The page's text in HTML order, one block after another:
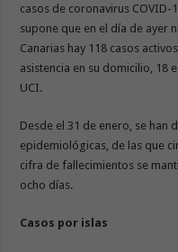
casos de coronavirus COVID-
supone que en el día de ayer
Canarias hay 118 casos
asistencia en su domicilio, 18
UCI.
Desde el 31 de enero, se han
epidemiológicas, de las que
cifra de fallecimientos se
ocho días.
Casos por islas